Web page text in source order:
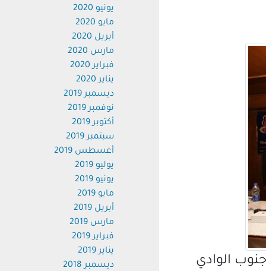
الوادي
يونيو 2020
مايو 2020
أبريل 2020
مارس 2020
فبراير 2020
يناير 2020
ديسمبر 2019
نوفمبر 2019
أكتوبر 2019
سبتمبر 2019
أغسطس 2019
يوليو 2019
يونيو 2019
مايو 2019
أبريل 2019
مارس 2019
فبراير 2019
يناير 2019
ديسمبر 2018